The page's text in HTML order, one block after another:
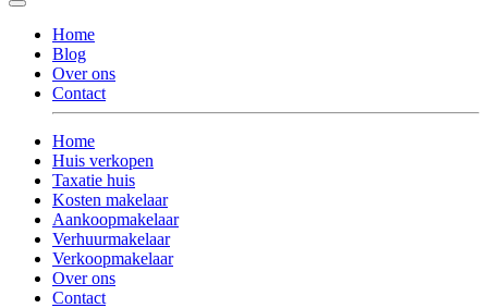
Home
Blog
Over ons
Contact
Home
Huis verkopen
Taxatie huis
Kosten makelaar
Aankoopmakelaar
Verhuurmakelaar
Verkoopmakelaar
Over ons
Contact